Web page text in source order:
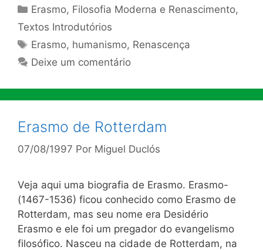
Categorias
Erasmo, Filosofia Moderna e Renascimento,
Textos Introdutórios
Tags
Erasmo, humanismo, Renascença
Deixe um comentário
Erasmo de Rotterdam
07/08/1997 Por Miguel Duclós
Veja aqui uma biografia de Erasmo. Erasmo-
(1467-1536) ficou conhecido como Erasmo de
Rotterdam, mas seu nome era Desidério
Erasmo e ele foi um pregador do evangelismo
filosófico. Nasceu na cidade de Rotterdam, na